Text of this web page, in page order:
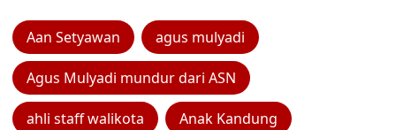
Aan Setyawan agus mulyadi
Agus Mulyadi mundur dari ASN
ahli staff walikota Anak Kandung